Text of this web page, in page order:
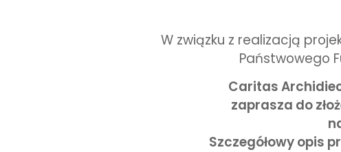
W związku z realizacją
Państwowego
Caritas
zaprasza do
Szczegółowy opis